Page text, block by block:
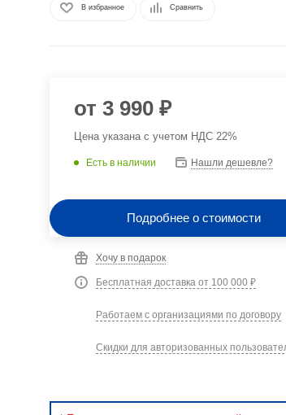
В избранное Сравнить
от3 990 ₽
Цена указана с учетом НДС 22%
Есть в наличии Нашли дешевле?
Подробнее о стоимости
Хочу в подарок
Бесплатная доставка от 100 000 ₽
Работаем с организациями по договору
Скидки для авторизованных